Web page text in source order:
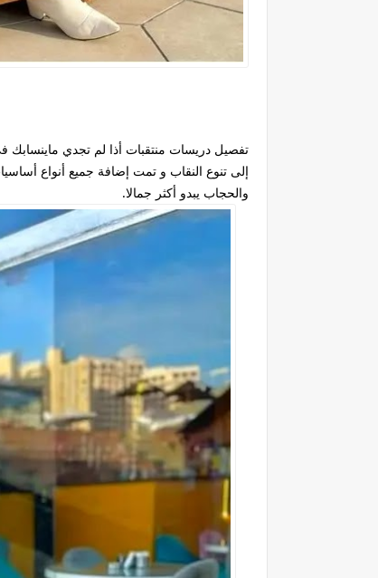
تفصيل دريسات منتقبات أذا لم تجدي
إلى تنوع النقاب و تمت إضافة جميع أنواع
والحجاب يبدو أكثر جمالا.